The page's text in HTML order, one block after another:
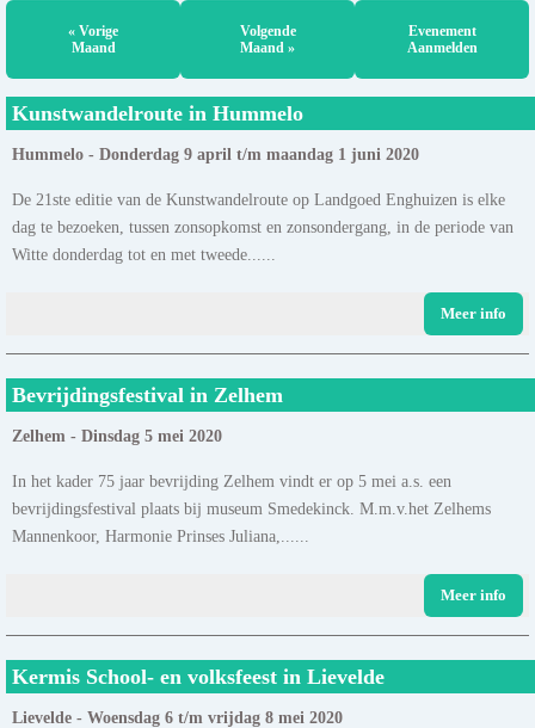
« Vorige
Maand
Volgende
Maand »
Evenement
Aanmelden
Kunstwandelroute in Hummelo
Hummelo - Donderdag 9 april t/m maandag 1 juni 2020
De 21ste editie van de Kunstwandelroute op Landgoed Enghuizen is elke
dag te bezoeken, tussen zonsopkomst en zonsondergang, in de periode van
Witte donderdag tot en met tweede......
Meer info
Bevrijdingsfestival in Zelhem
Zelhem - Dinsdag 5 mei 2020
In het kader 75 jaar bevrijding Zelhem vindt er op 5 mei a.s. een
bevrijdingsfestival plaats bij museum Smedekinck. M.m.v.het Zelhems
Mannenkoor, Harmonie Prinses Juliana,......
Meer info
Kermis School- en volksfeest in Lievelde
Lievelde - Woensdag 6 t/m vrijdag 8 mei 2020